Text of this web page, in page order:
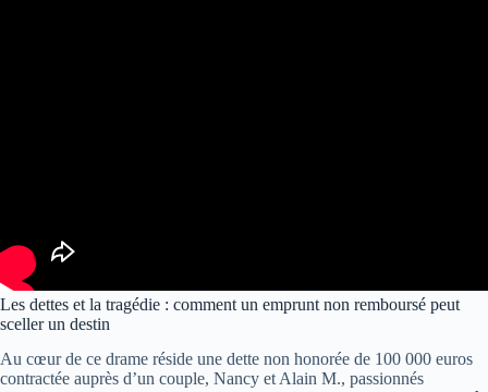
Les dettes et la tragédie : comment un emprunt non remboursé peut
sceller un destin
Au cœur de ce drame réside une dette non honorée de 100 000 euros
contractée auprès d’un couple, Nancy et Alain M., passionnés